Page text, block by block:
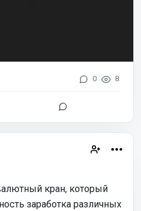
0 8
кран, который
заработка различных